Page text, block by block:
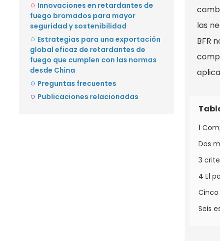
Innovaciones en retardantes de
fuego bromados para mayor
seguridad y sostenibilidad
Estrategias para una exportación
global eficaz de retardantes de
fuego que cumplen con las normas
desde China
Preguntas frecuentes
Publicaciones relacionadas
las
BFR
1
Dos
3
4 El
Seis